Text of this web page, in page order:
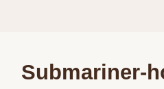
Submariner-